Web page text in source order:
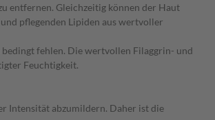
entfernen. Gleichzeitig können der Haut
pflegenden Lipiden aus wertvoller
fehlen. Die wertvollen Filaggrin- und
Feuchtigkeit.
Intensität abzumildern. Daher ist die